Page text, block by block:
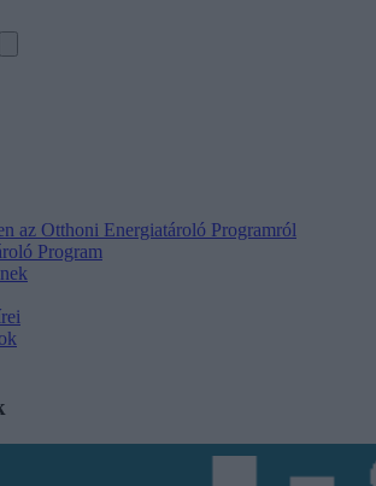
az Otthoni Energiatároló Programról
Program